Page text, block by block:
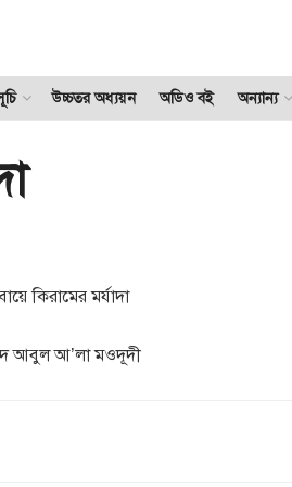
উচ্চতর অধ্যয়ন অডিও বই অন্যান্য
কিরামের মর্যাদা
আবুল আ’লা মওদূদী